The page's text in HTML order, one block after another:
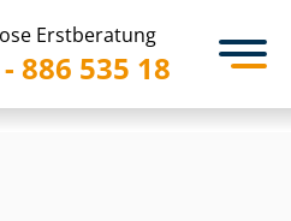
Erstberatung
886 535 18